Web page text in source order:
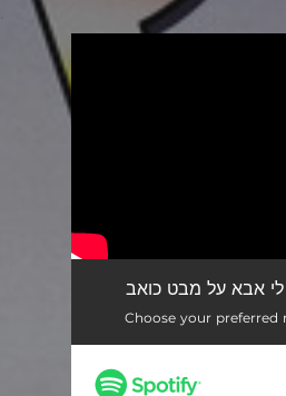
אבא על מבט כואב
Choose your preferred